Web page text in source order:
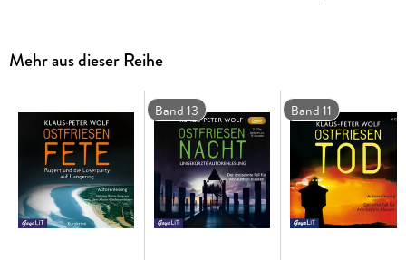
dieser Fall führen wird. Das gleichnamige Buch ist im Fischer
Verlag erschienen. Lesung
Mehr aus dieser Reihe
Band 13 Band 11